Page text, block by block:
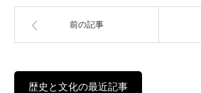
前の記事
歴史と文化の最近記事